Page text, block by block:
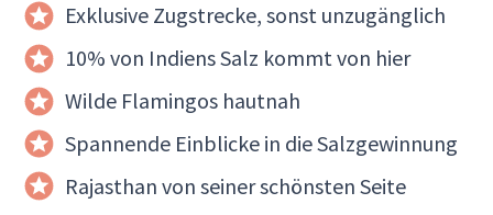
Exklusive Zugstrecke, sonst unzugänglich
10% von Indiens Salz kommt von hier
Wilde Flamingos hautnah
Spannende Einblicke in die Salzgewinnung
Rajasthan von seiner schönsten Seite